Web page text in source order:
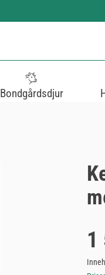
Bondgårdsdjur
1